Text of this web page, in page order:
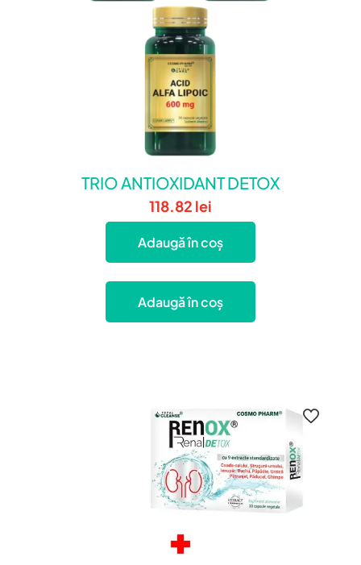
TRIO ANTIOXIDANT DETOX
118.82 lei
Adaugă în coș
Adaugă în coș